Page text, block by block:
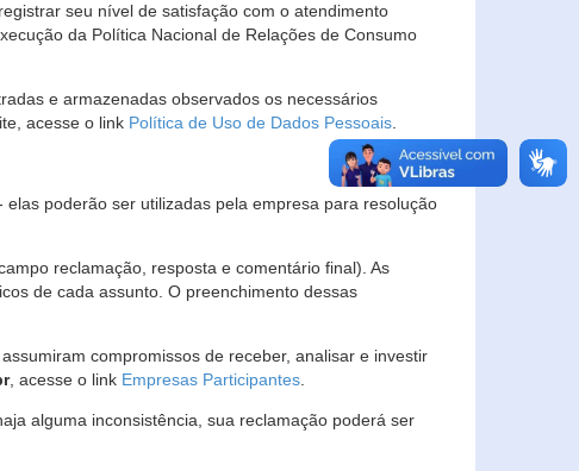
seu nível de satisfação com o atendimento
da Política Nacional de Relações de Consumo
e armazenadas observados os necessários
acesse o link Política de Uso de Dados Pessoais
poderão ser utilizadas pela empresa para resolução
reclamação, resposta e comentário final). As
de cada assunto. O preenchimento dessas
compromissos de receber, analisar e investir
, acesse o link Empresas Participantes
alguma inconsistência, sua reclamação poderá ser